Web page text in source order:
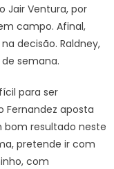
Jair Ventura, por
campo. Afinal,
decisão. Raldney,
semana.
para ser
Fernandez aposta
resultado neste
pretende ir com
com